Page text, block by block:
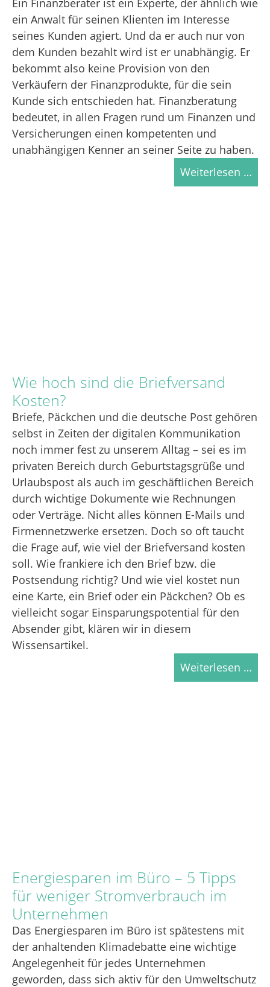
Ein Finanzberater ist ein Experte, der ähnlich wie
ein Anwalt für seinen Klienten im Interesse
seines Kunden agiert. Und da er auch nur von
dem Kunden bezahlt wird ist er unabhängig. Er
bekommt also keine Provision von den
Verkäufern der Finanzprodukte, für die sein
Kunde sich entschieden hat. Finanzberatung
bedeutet, in allen Fragen rund um Finanzen und
Versicherungen einen kompetenten und
unabhängigen Kenner an seiner Seite zu haben.
Weiterlesen …
Wie hoch sind die Briefversand
Kosten?
Briefe, Päckchen und die deutsche Post gehören
selbst in Zeiten der digitalen Kommunikation
noch immer fest zu unserem Alltag – sei es im
privaten Bereich durch Geburtstagsgrüße und
Urlaubspost als auch im geschäftlichen Bereich
durch wichtige Dokumente wie Rechnungen
oder Verträge. Nicht alles können E-Mails und
Firmennetzwerke ersetzen. Doch so oft taucht
die Frage auf, wie viel der Briefversand kosten
soll. Wie frankiere ich den Brief bzw. die
Postsendung richtig? Und wie viel kostet nun
eine Karte, ein Brief oder ein Päckchen? Ob es
vielleicht sogar Einsparungspotential für den
Absender gibt, klären wir in diesem
Wissensartikel.
Weiterlesen …
Energiesparen im Büro – 5 Tipps
für weniger Stromverbrauch im
Unternehmen
Das Energiesparen im Büro ist spätestens mit
der anhaltenden Klimadebatte eine wichtige
Angelegenheit für jedes Unternehmen
geworden, dass sich aktiv für den Umweltschutz